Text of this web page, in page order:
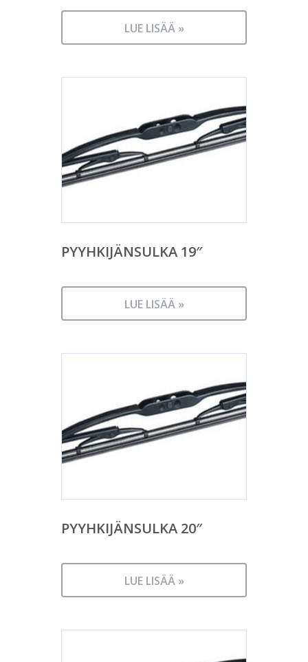
LUE LISÄÄ »
PYYHKIJÄNSULKA 19″
LUE LISÄÄ »
PYYHKIJÄNSULKA 20″
LUE LISÄÄ »